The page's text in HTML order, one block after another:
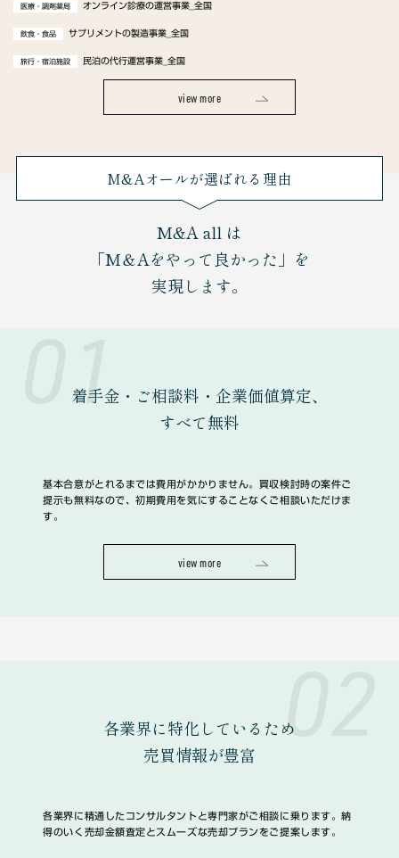
医療・調剤薬局 オンライン診療の運営事業_全国
飲食・食品 サプリメントの製造事業_全国
旅行・宿泊施設 民泊の代行運営事業_全国
view more
M&Aオールが選ばれる理由
M&A all は
「M＆Aをやって良かった」を
実現します。
01
着手金・ご相談料・企業価値算定、
すべて無料
基本合意がとれるまでは費用がかかりません。買収検討時の案件ご
提示も無料なので、初期費用を気にすることなくご相談いただけま
す。
view more
02
各業界に特化しているため
売買情報が豊富
各業界に精通したコンサルタントと専門家がご相談に乗ります。納
得のいく売却金額査定とスムーズな売却プランをご提案します。